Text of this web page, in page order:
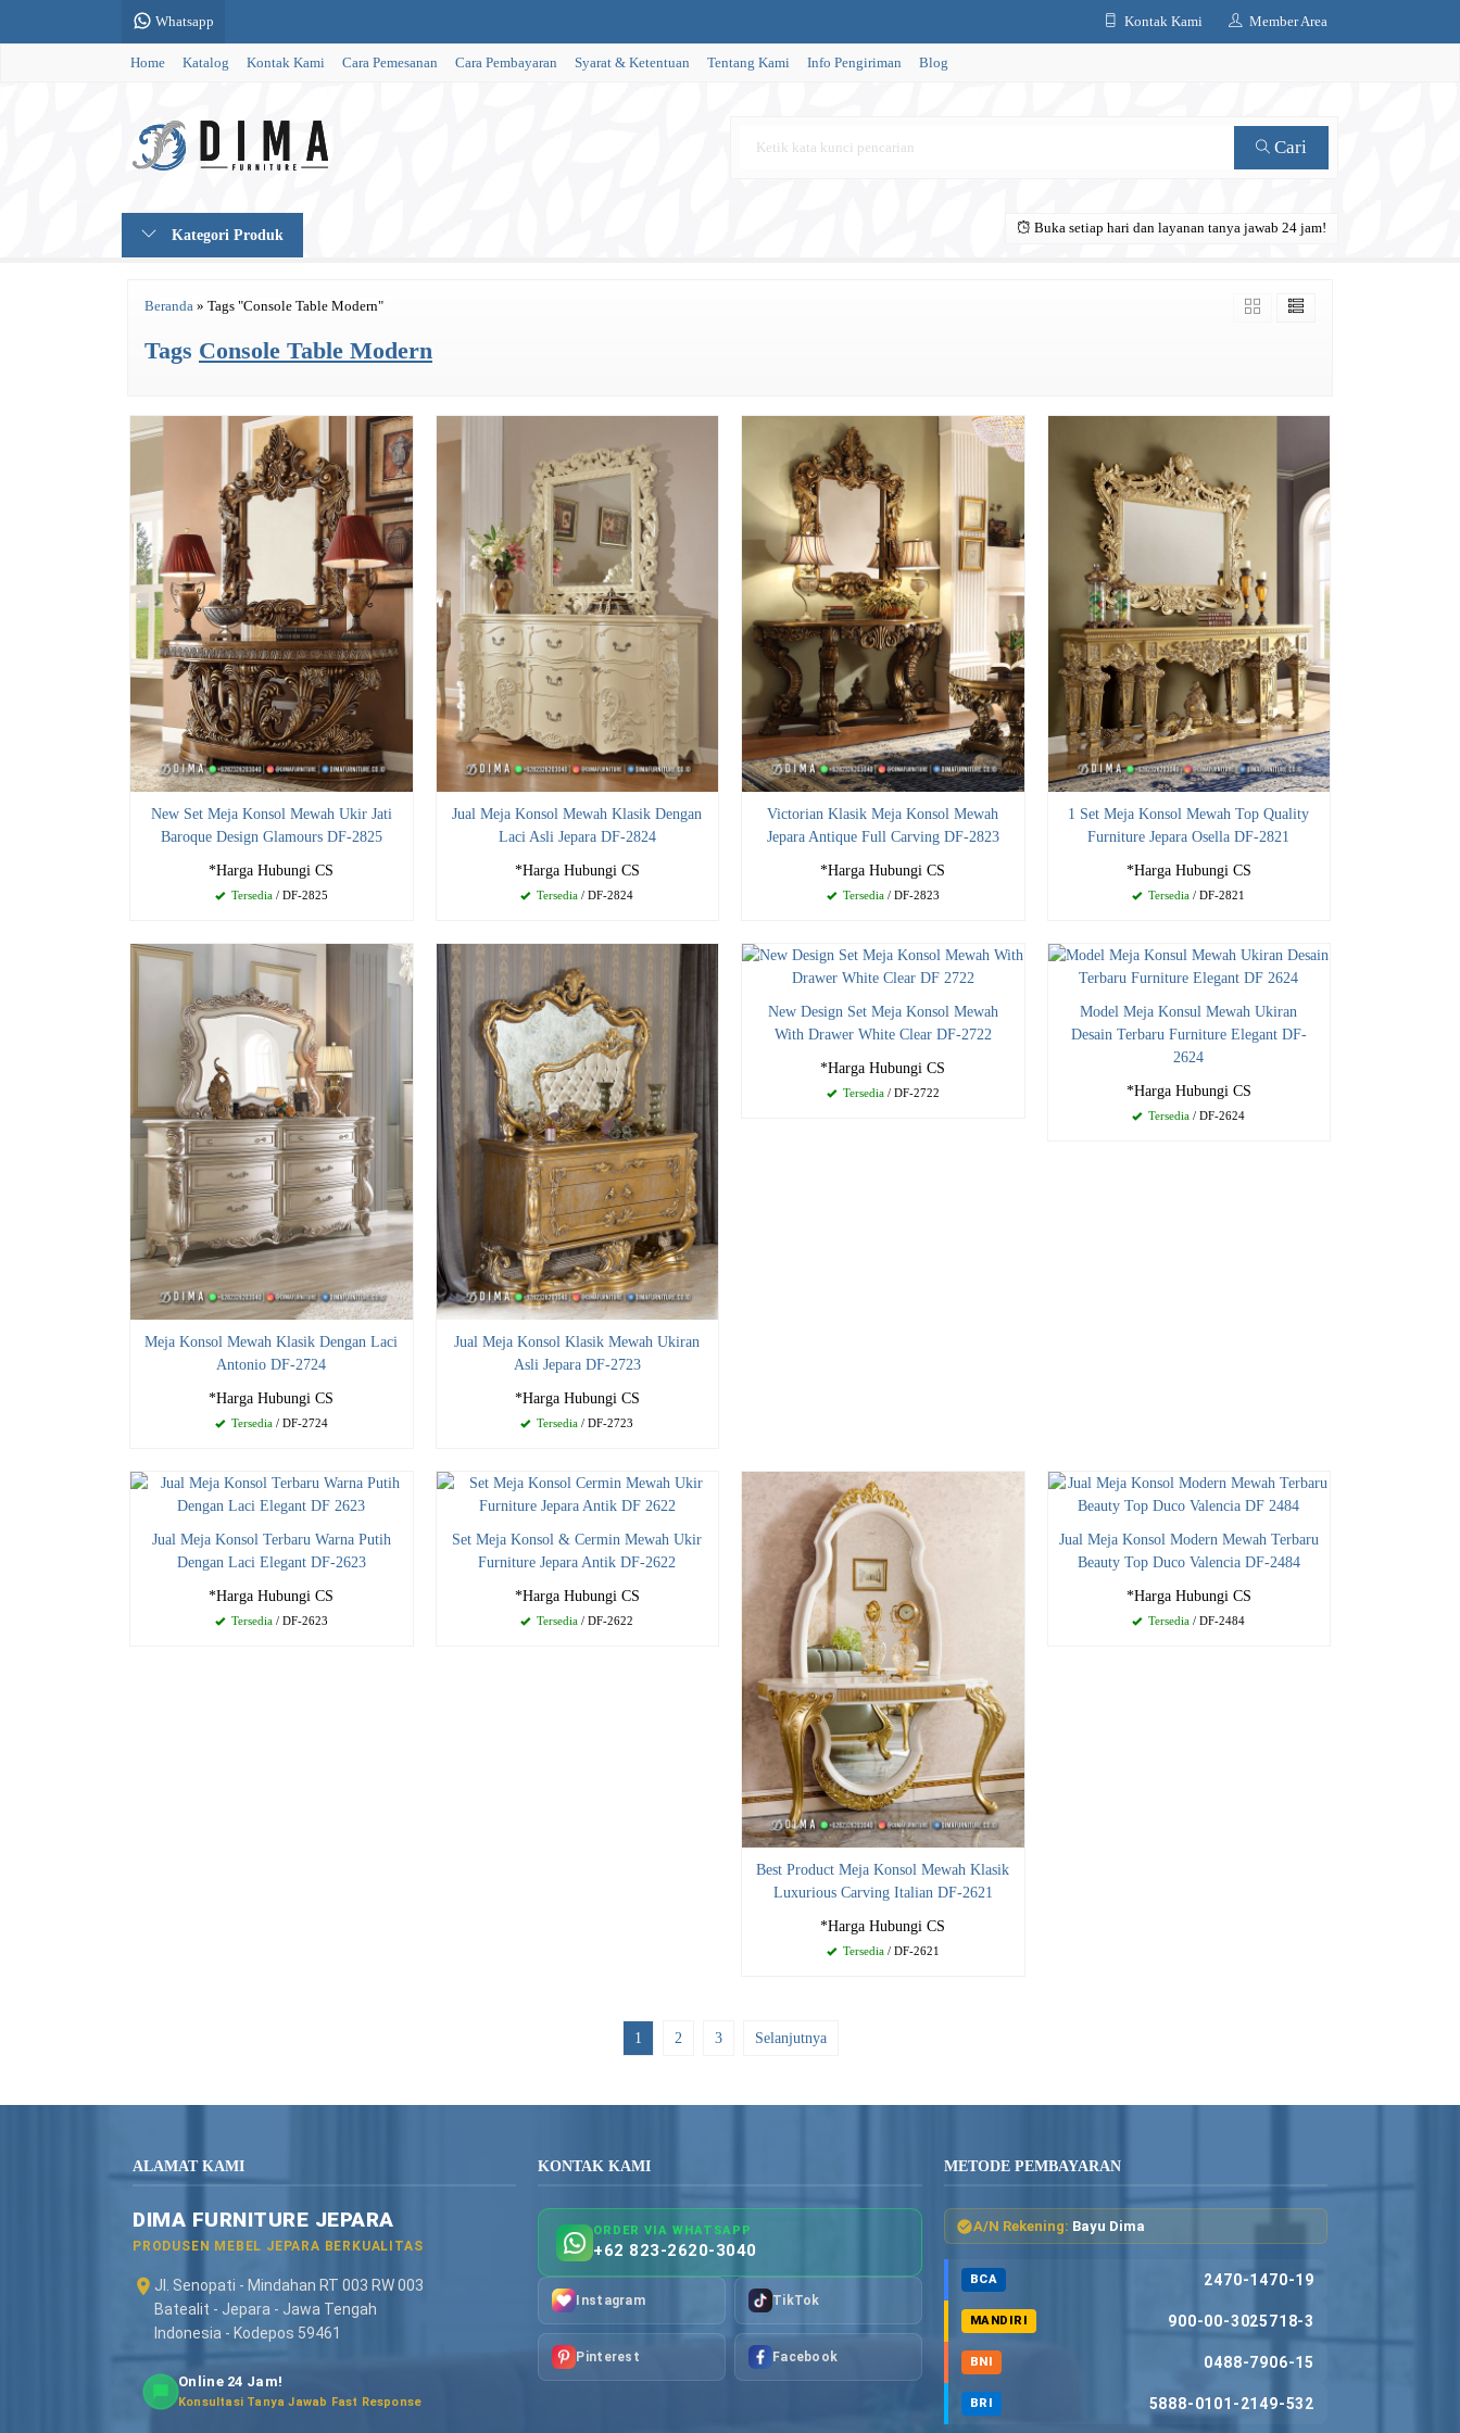
Whatsapp Kontak Kami Member Area
Home Katalog Kontak Kami Cara Pemesanan Cara Pembayaran Syarat & Ketentuan Tentang Kami Info Pengiriman Blog
Cari
Kategori Produk Buka setiap hari dan layanan tanya jawab 24 jam!
Beranda » Tags "Console Table Modern"
Tags Console Table Modern
New Set Meja Konsol Mewah Ukir Jati
Baroque Design Glamours DF-2825
*Harga Hubungi CS
Tersedia/ DF-2825
Jual Meja Konsol Mewah Klasik Dengan
Laci Asli Jepara DF-2824
*Harga Hubungi CS
Tersedia / DF-2824
Victorian Klasik Meja Konsol Mewah
Jepara Antique Full Carving DF-2823
*Harga Hubungi CS
Tersedia/ DF-2823
1 Set Meja Konsol Mewah Top Quality
Furniture Jepara Osella DF-2821
*Harga Hubungi CS
Tersedia / DF-2821
Meja Konsol Mewah Klasik Dengan Laci
Antonio DF-2724
*Harga Hubungi CS
Tersedia/ DF-2724
Jual Meja Konsol Klasik Mewah Ukiran
Asli Jepara DF-2723
*Harga Hubungi CS
Tersedia / DF-2723
New Design Set Meja Konsol Mewah
With Drawer White Clear DF-2722
*Harga Hubungi CS
Tersedia/ DF-2722
Model Meja Konsul Mewah Ukiran
Desain Terbaru Furniture Elegant DF-
2624
*Harga Hubungi CS
Tersedia / DF-2624
Jual Meja Konsol Terbaru Warna Putih
Dengan Laci Elegant DF-2623
*Harga Hubungi CS
Tersedia/ DF-2623
Set Meja Konsol & Cermin Mewah Ukir
Furniture Jepara Antik DF-2622
*Harga Hubungi CS
Tersedia / DF-2622
Best Product Meja Konsol Mewah Klasik
Luxurious Carving Italian DF-2621
*Harga Hubungi CS
Tersedia/ DF-2621
Jual Meja Konsol Modern Mewah Terbaru
Beauty Top Duco Valencia DF-2484
*Harga Hubungi CS
Tersedia / DF-2484
1 2 3 Selanjutnya
ALAMAT KAMI
DIMA FURNITURE JEPARA
PRODUSEN MEBEL JEPARA BERKUALITAS
Jl. Senopati - Mindahan RT 003 RW 003
Batealit - Jepara - Jawa Tengah
Indonesia - Kodepos 59461
Online 24 Jam!
Konsultasi Tanya Jawab Fast Response
KONTAK KAMI
ORDER VIA WHATSAPP
+62 823-2620-3040
Instagram TikTok
Pinterest Facebook
METODE PEMBAYARAN
A/N Rekening: Bayu Dima
BCA 2470-1470-19
MANDIRI 900-00-3025718-3
BNI 0488-7906-15
BRI 5888-0101-2149-532